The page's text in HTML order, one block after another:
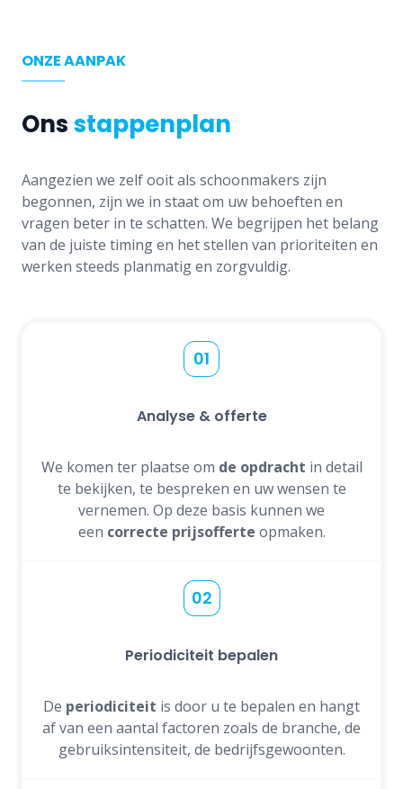
ONZE AANPAK
Onsstappenplan
Aangezien we zelf ooit als schoonmakers zijn
begonnen, zijn we in staat om uw behoeften en
vragen beter in te schatten. We begrijpen het belang
van de juiste timing en het stellen van prioriteiten en
werken steeds planmatig en zorgvuldig.
01
Analyse & offerte
We komen ter plaatse om de opdracht in detail
te bekijken, te bespreken en uw wensen te
vernemen. Op deze basis kunnen we
een correcte prijsofferte opmaken.
02
Periodiciteit bepalen
De periodiciteit is door u te bepalen en hangt
af van een aantal factoren zoals de branche, de
gebruiksintensiteit, de bedrijfsgewoonten.